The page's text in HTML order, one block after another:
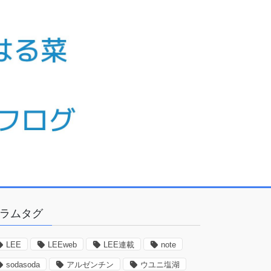
ムタグ
LEE LEEweb LEE連載 note
sodasoda アルゼンチン ウユニ塩湖